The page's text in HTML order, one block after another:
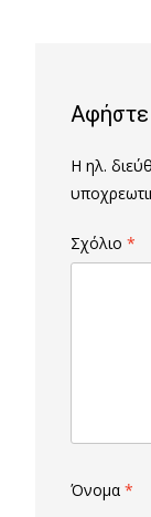
Αφήστε
Η ηλ.
Σχόλιο *
Όνομα *